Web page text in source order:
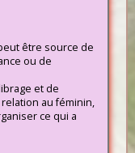
être source de
ou de
et de
au féminin,
ce qui a